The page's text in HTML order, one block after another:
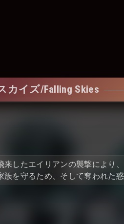
カイズ/Falling Skies
来したエイリアンの襲撃により
族を守るため、そして奪われた